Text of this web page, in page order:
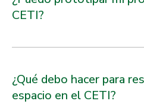
CETI?
¿Qué debo hacer para
espacio en el CETI?